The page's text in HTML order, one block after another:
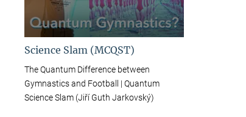
Science Slam (MCQST)
The Quantum Difference between
Gymnastics and Football | Quantum
Science Slam (Jiří Guth Jarkovský)